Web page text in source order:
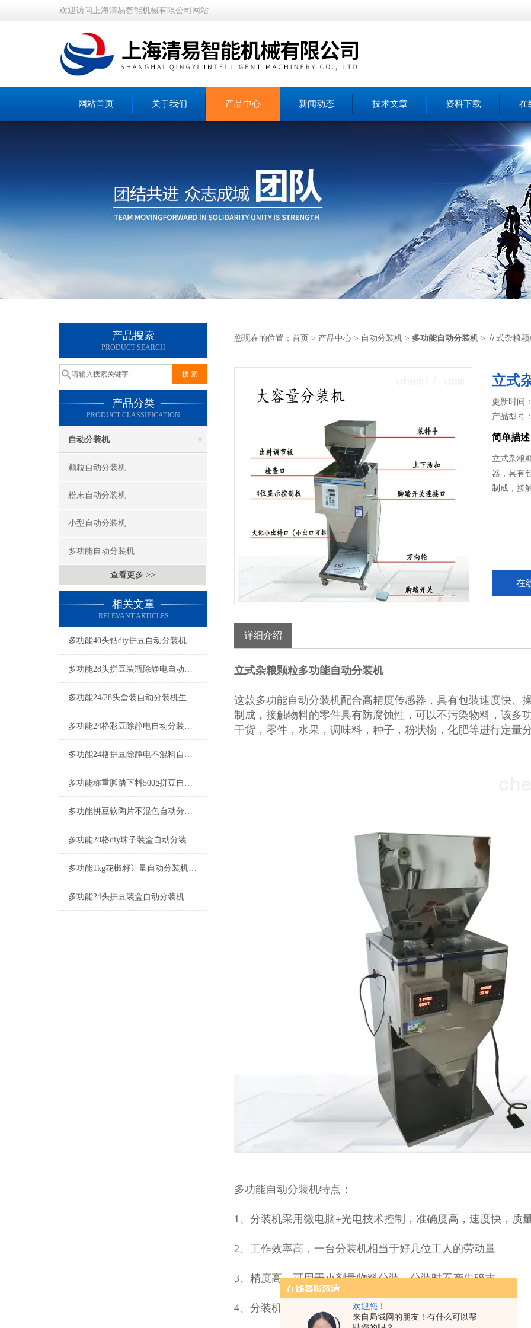
欢迎您！
来自局域网的朋友！有什么可以帮
欢迎访问上海清易智能机械有限公司网站
网站首页 关于我们 产品中心 新闻动态 技术文章 资料下载 在
产品搜索
PRODUCT SEARCH
产品分类
PRODUCT CLASSIFICATION
自动分装机
颗粒自动分装机
粉末自动分装机
小型自动分装机
多功能自动分装机
查看更多 >>
相关文章
RELEVANT ARTICLES
多功能40头钻diy拼豆自动分装机生产厂家
多功能28头拼豆装瓶除静电自动分装机厂家
多功能24/28头盒装自动分装机生产厂家
多功能24格彩豆除静电自动分装机按需定制
多功能24格拼豆除静电不混料自动分装机厂家
多功能称重脚踏下料500g拼豆自动分装机厂家
多功能拼豆软陶片不混色自动分装机-24格包装机厂家
多功能28格diy珠子装盒自动分装机厂家
多功能1kg花椒籽计量自动分装机厂家
多功能24头拼豆装盒自动分装机支持定制
您现在的位置： 首页 > 产品中心 > 自动分装机 > 多功能自动分装机> 立式杂粮颗
立式
更新时间
产品型号
简单描述
立式杂粮
器，具有
制成，接
在
详细介绍
立式杂粮颗粒多功能自动分装机
这款多功能自动分装机配合高精度传感器，具有包装速度快、
制成，接触物料的零件具有防腐蚀性，可以不污染物料，该多
干货，零件，水果，调味料，种子，粉状物，化肥等进行定量
多功能自动分装机特点：
1、分装机采用微电脑+光电技术控制，准确度高，速度快，质
2、工作效率高，一台分装机相当于好几位工人的劳动量
3、精度高，可用于小剂量物料分装，分装时不产生碎末
4、分装机采用双重减震结构，机器运行平稳，噪音低